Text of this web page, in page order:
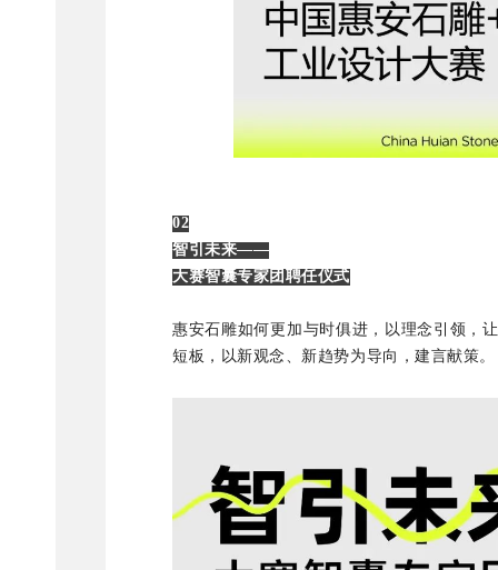
02
智引未来——
大赛智囊专家团聘任仪式
惠安石雕如何更加与时俱进，以理念引领，
短板，以新观念、新趋势为导向，建言献策。